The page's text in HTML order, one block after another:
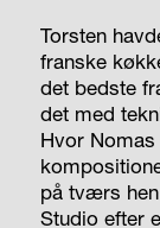
Torsten
franske
det bedste
det med
Hvor
på tværs
Studio efter